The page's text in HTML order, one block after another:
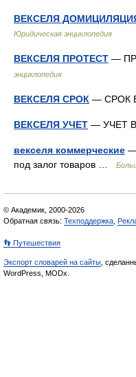
ВЕКСЕЛЯ
Юридическая энциклопедия
ВЕКСЕЛЯ ПРОТЕСТ —
энциклопедия
ВЕКСЕЛЯ СРОК — СРОК
ВЕКСЕЛЯ УЧЕТ — УЧЕТ
векселя коммерческие —
под залог товаров …
© Академик, 2000-2026
Обратная связь: Техподдержка
👣 Путешествия
Экспорт словарей на сайты ,
WordPress, MODx.